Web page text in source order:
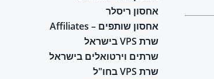
אחסון ריסלר
אחסון שותפים – Affiliates
שרת VPS בישראל
שרתים וירטואלים בישראל
שרת VPS בחו"ל